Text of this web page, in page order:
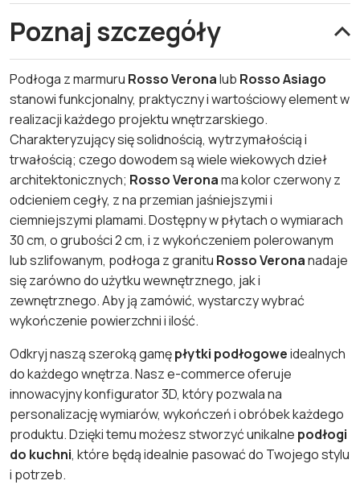
Poznaj szczegóły
Podłoga z marmuru Rosso Veronalub Rosso Asiago
stanowi funkcjonalny, praktyczny i wartościowy element w
realizacji każdego projektu wnętrzarskiego.
Charakteryzujący się solidnością, wytrzymałością i
trwałością; czego dowodem są wiele wiekowych dzieł
architektonicznych; Rosso Veronama kolor czerwony z
odcieniem cegły, z na przemian jaśniejszymi i
ciemniejszymi plamami. Dostępny w płytach o wymiarach
30 cm, o grubości 2 cm, i z wykończeniem polerowanym
lub szlifowanym, podłoga z granitu Rosso Veronanadaje
się zarówno do użytku wewnętrznego, jak i
zewnętrznego. Aby ją zamówić, wystarczy wybrać
wykończenie powierzchni i ilość.
Odkryj naszą szeroką gamępłytki podłogoweidealnych
do każdego wnętrza. Nasz e-commerce oferuje
innowacyjny konfigurator 3D, który pozwala na
personalizację wymiarów, wykończeń i obróbek każdego
produktu. Dzięki temu możesz stworzyć unikalne podłogi
do kuchni, które będą idealnie pasować do Twojego stylu
i potrzeb.